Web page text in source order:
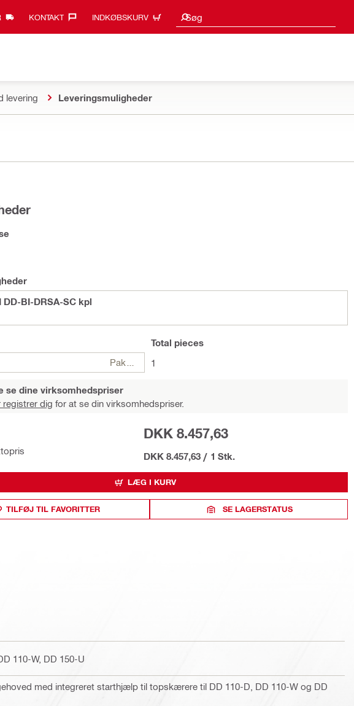
KONTAKT‎ INDKØBSKURV Søg
Søgeresultater
levering Leveringsmuligheder
DD-BI-DRSA-SC kpl
Pakker
Total pieces
1
se dine virksomhedspriser
registrer dig for at se din virksomhedspriser.
DKK 8.457,63
DKK 8.457,63 / 1 Stk.
LÆG I KURV
TILFØJ TIL FAVORITTER SE LAGERSTATUS
110-W, DD 150-U
med integreret starthjælp til topskærere til DD 110-D, DD 110-W og DD